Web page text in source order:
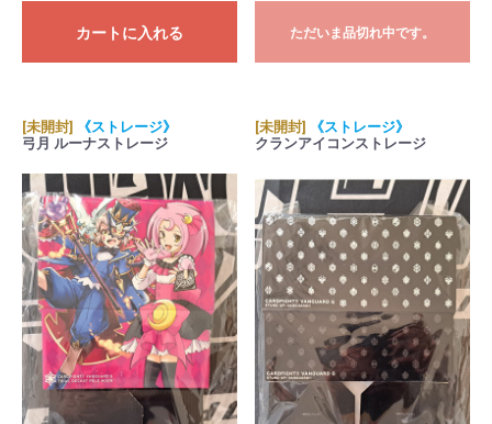
カートに入れる ただいま品切れ中です。
[未開封]
《ストレージ》
弓月 ルーナストレージ
[未開封]
《ストレージ》
クランアイコンストレージ